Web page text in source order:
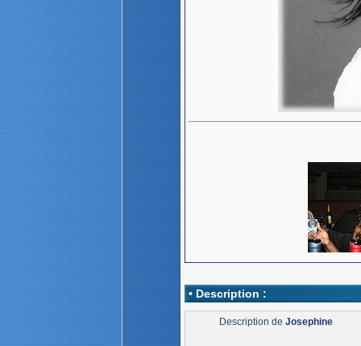
• Description :
Description deJosephine